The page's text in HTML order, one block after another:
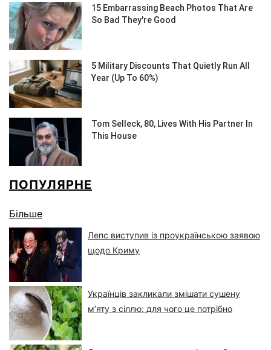
ПОПУЛЯРНЕ
Більше
Лепс виступив із проукраїнською заявою
щодо Криму
Українців закликали змішати сушену
м’яту з сіллю: для чого це потрібно